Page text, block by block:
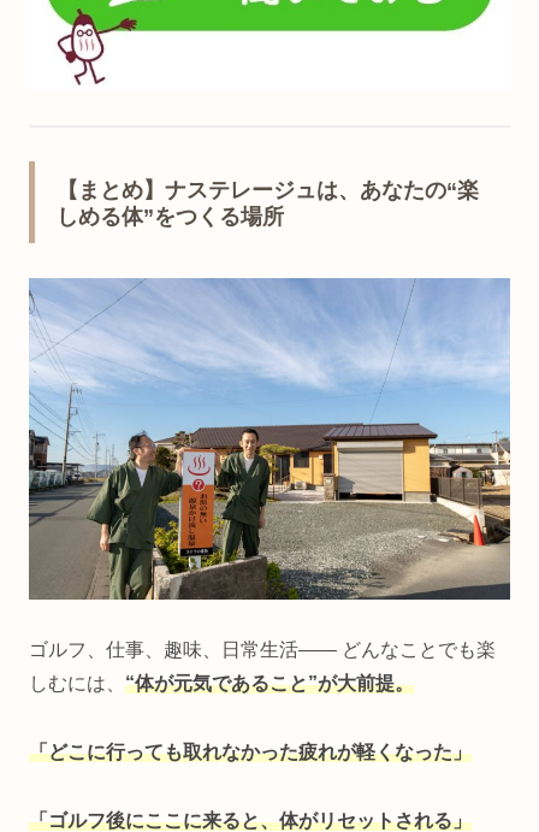
【まとめ】ナステレージュは、あなたの“楽
しめる体”をつくる場所
ゴルフ、仕事、趣味、日常生活―― どんなことでも楽
しむには、 “体が元気であること”が大前提。
「どこに行っても取れなかった疲れが軽くなった」
「ゴルフ後にここに来ると、体がリセットされる」